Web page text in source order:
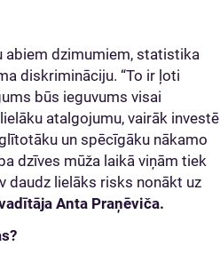
abiem dzimumiem, statistika
diskrimināciju. “To ir ļoti
būs ieguvums visai
atalgojumu, vairāk investē
un spēcīgāku nākamo
dzīves mūža laikā viņām tiek
daudz lielāks risks nonākt uz
Anta Praņēviča.